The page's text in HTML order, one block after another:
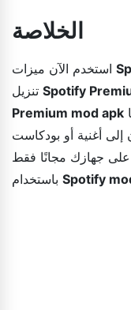
الخلاصة
Spotify
Premium mod apk
أغنية أو بودكاست
جهازك مجانًا فقط
Spotify